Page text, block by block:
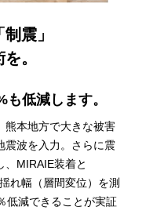
震」
。
低減します。
熊本地方で大きな被害
震波を入力。さらに震
、MIRAIE装着と
れ幅（層間変位）を測
低減できることが実証